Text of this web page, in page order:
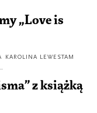
„Love is
KAROLINA LEWESTAM
z książką